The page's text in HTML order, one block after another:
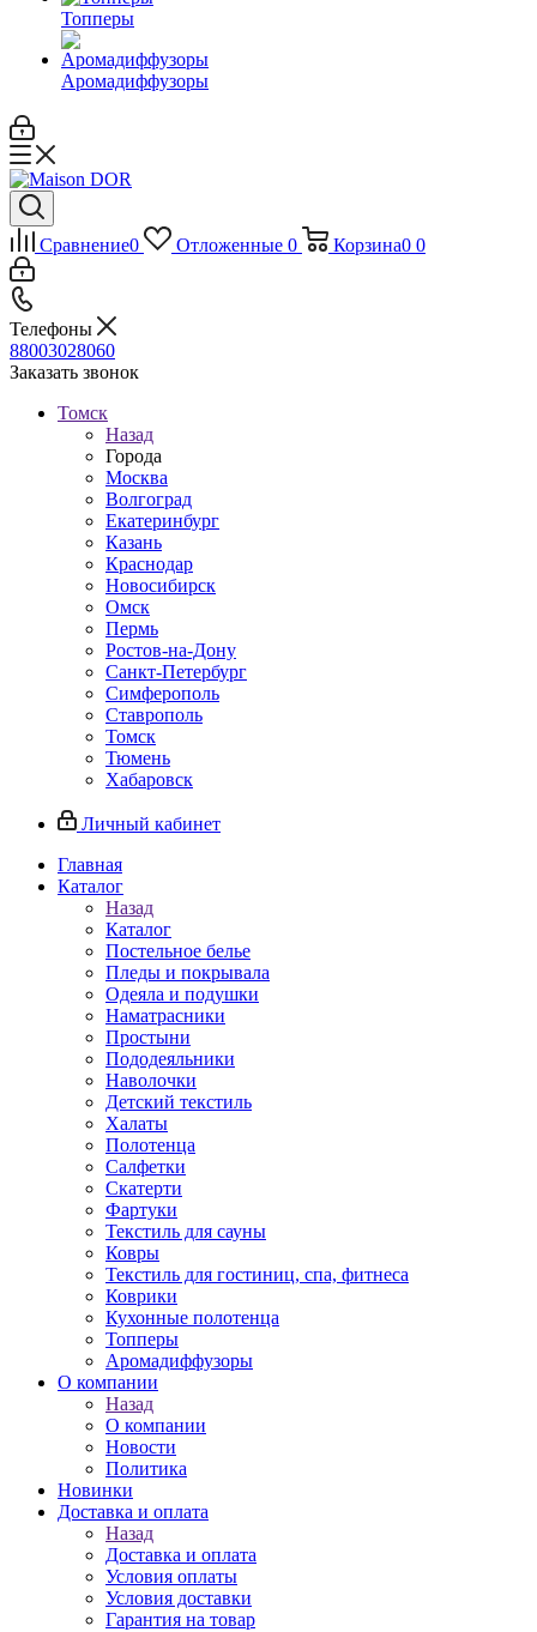
Топперы
Аромадиффузоры
Сравнение0 Отложенные 0 Корзина0 0
Телефоны
88003028060
Заказать звонок
Томск
Назад
Города
Москва
Волгоград
Екатеринбург
Казань
Краснодар
Новосибирск
Омск
Пермь
Ростов-на-Дону
Санкт-Петербург
Симферополь
Ставрополь
Томск
Тюмень
Хабаровск
Личный кабинет
Главная
Каталог
Назад
Каталог
Постельное белье
Пледы и покрывала
Одеяла и подушки
Наматрасники
Простыни
Пододеяльники
Наволочки
Детский текстиль
Халаты
Полотенца
Салфетки
Скатерти
Фартуки
Текстиль для сауны
Ковры
Текстиль для гостиниц, спа, фитнеса
Коврики
Кухонные полотенца
Топперы
Аромадиффузоры
О компании
Назад
О компании
Новости
Политика
Новинки
Доставка и оплата
Назад
Доставка и оплата
Условия оплаты
Условия доставки
Гарантия на товар